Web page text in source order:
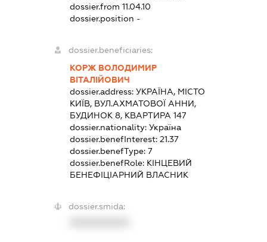
dossier.from 11.04.10
dossier.position -
dossier.beneficiaries:
КОРЖ ВОЛОДИМИР
ВІТАЛІЙОВИЧ
dossier.address: УКРАЇНА, МІСТО
КИЇВ, ВУЛ.АХМАТОВОЇ АННИ,
БУДИНОК 8, КВАРТИРА 147
dossier.nationality: Україна
dossier.benefInterest: 21.37
dossier.benefType: 7
dossier.benefRole: КІНЦЕВИЙ
БЕНЕФІЦІАРНИЙ ВЛАСНИК
dossier.smida: